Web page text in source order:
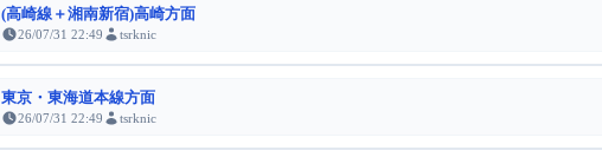
(高崎線＋湘南新宿)高崎方面
26/07/31 22:49 tsrknic
東京・東海道本線方面
26/07/31 22:49 tsrknic